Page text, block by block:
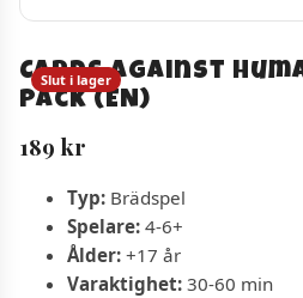
Cards Against
Pack (EN)
189 kr
Slut i lager
Typ: Brädspel
Spelare: 4-6+
Ålder: +17 år
Varaktighet: 30-60 min